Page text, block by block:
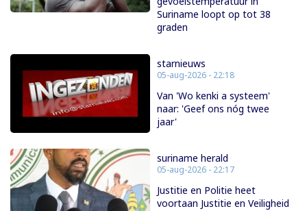
Suriname loopt op tot 38
graden
starnieuws
05-aug-2026 - 22:18
Van 'Wo kenki a systeem'
naar: 'Geef ons nóg twee
jaar'
suriname herald
05-aug-2026 - 22:17
Justitie en Politie heet
voortaan Justitie en Veiligheid